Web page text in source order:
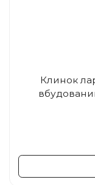
Клинок